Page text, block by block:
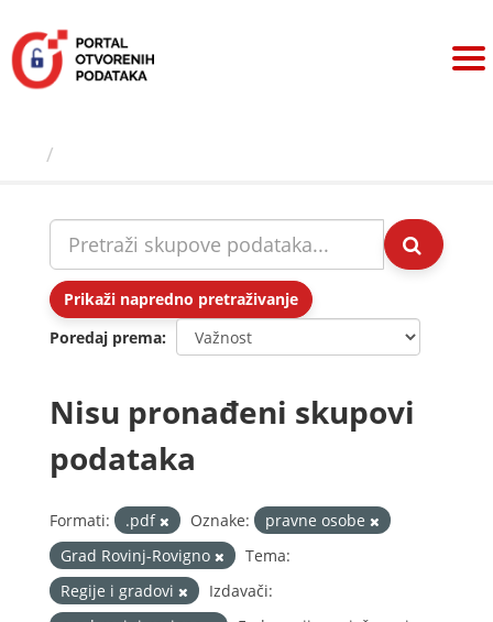
sadržaj
Prikaži napredno pretraživanje
Poredaj prema
Nisu pronađeni skupovi
podataka
Formati: .pdf Oznake:
pravne osobe
Grad Rovinj-Rovigno
Tema:
Regije i gradovi
Izdavači: